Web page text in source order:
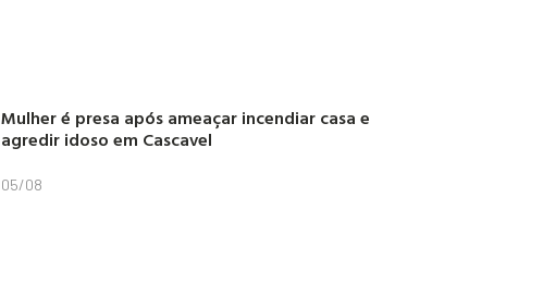
Mulher é presa após ameaçar incendiar casa e
agredir idoso em Cascavel
05/08